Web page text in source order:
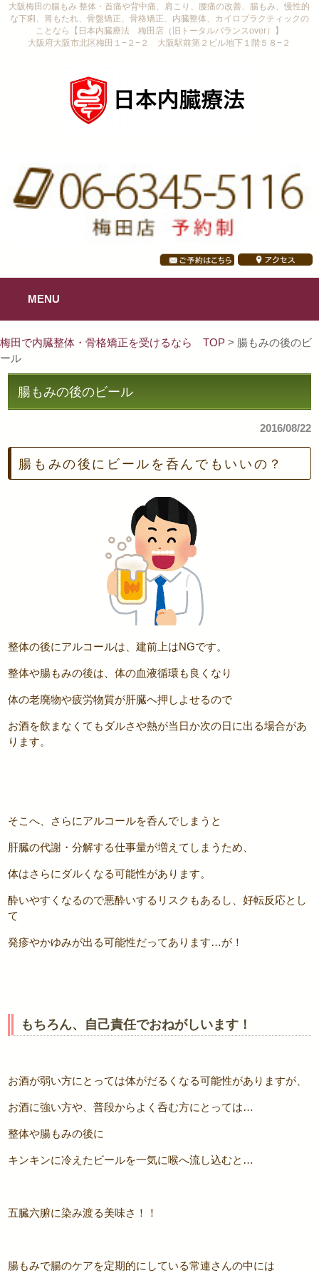
大阪梅田の腸もみ 整体・首痛や背中痛、肩こり、腰痛の改善、腸もみ、慢性的
な下痢、胃もたれ、骨盤矯正、骨格矯正、内臓整体、カイロプラクティックの
ことなら【日本内臓療法 梅田店（旧トータルバランスover）】
大阪府大阪市北区梅田１−２−２ 大阪駅前第２ビル地下１階５８−２
MENU
梅田で内臓整体・骨格矯正を受けるなら TOP > 腸もみの後のビ
ール
腸もみの後のビール
2016/08/22
腸もみの後にビールを呑んでもいいの？
整体の後にアルコールは、建前上はNGです。
整体や腸もみの後は、体の血液循環も良くなり
体の老廃物や疲労物質が肝臓へ押しよせるので
お酒を飲まなくてもダルさや熱が当日か次の日に出る場合があ
ります。
そこへ、さらにアルコールを呑んでしまうと
肝臓の代謝・分解する仕事量が増えてしまうため、
体はさらにダルくなる可能性があります。
酔いやすくなるので悪酔いするリスクもあるし、好転反応とし
て
発疹やかゆみが出る可能性だってあります…が！
もちろん、自己責任でおねがしいます！
お酒が弱い方にとっては体がだるくなる可能性がありますが、
お酒に強い方や、普段からよく呑む方にとっては…
整体や腸もみの後に
キンキンに冷えたビールを一気に喉へ流し込むと…
五臓六腑に染み渡る美味さ！！
腸もみで腸のケアを定期的にしている常連さんの中には